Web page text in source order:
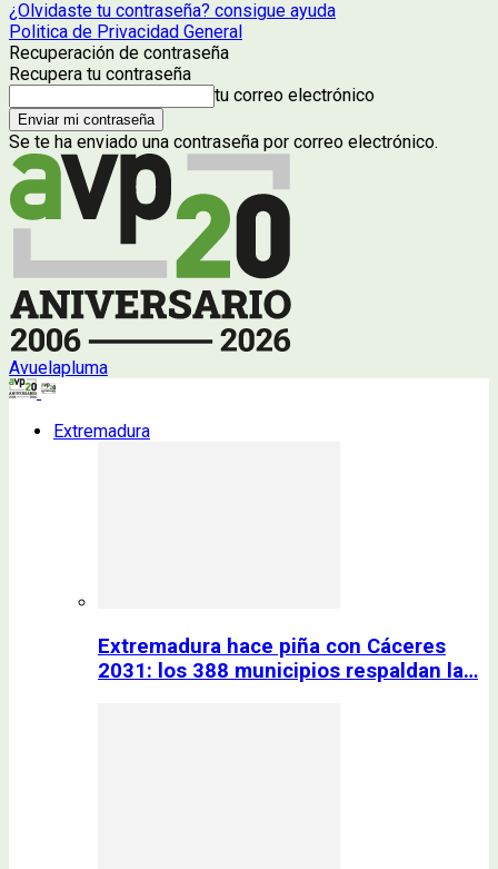
¿Olvidaste tu contraseña? consigue ayuda
Politica de Privacidad General
Recuperación de contraseña
Recupera tu contraseña
tu correo electrónico
Se te ha enviado una contraseña por correo electrónico.
Avuelapluma
Extremadura
Extremadura hace piña con Cáceres
2031: los 388 municipios respaldan la…